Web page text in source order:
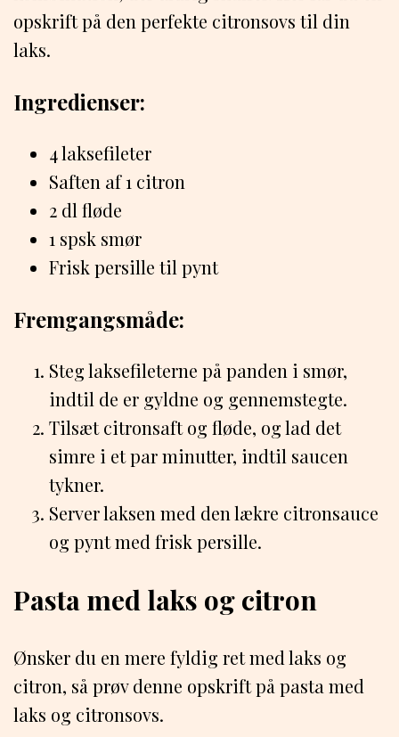
opskrift på den perfekte citronsovs til din
laks.
Ingredienser:
4 laksefileter
Saften af 1 citron
2 dl fløde
1 spsk smør
Frisk persille til pynt
Fremgangsmåde:
Steg laksefileterne på panden i smør,
indtil de er gyldne og gennemstegte.
Tilsæt citronsaft og fløde, og lad det
simre i et par minutter, indtil saucen
tykner.
Server laksen med den lækre citronsauce
og pynt med frisk persille.
Pasta med laks og citron
Ønsker du en mere fyldig ret med laks og
citron, så prøv denne opskrift på pasta med
laks og citronsovs.